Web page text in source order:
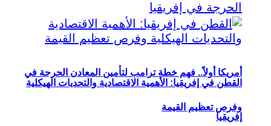
أمريكا أولاً.. فهم خطة ترامب لتأمين المعادن الحرجة في
إفريقيا
القطن في إفريقيا: الأهمية الاقتصادية والتحديات الهيكلية
وفرص تعظيم القيمة